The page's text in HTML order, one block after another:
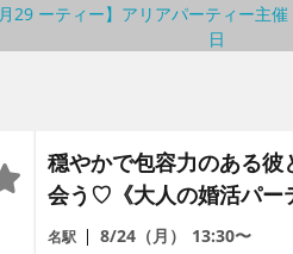
穏やかで包容力のある彼
会う♡《大人の婚活パー
ー》
名駅 8/24（月） 13:30〜